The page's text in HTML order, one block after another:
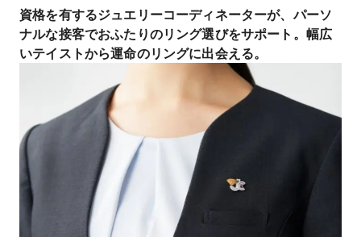
★マイナビウエディング限定キャンペーン★
【アイプリモ限定】マイナビウエディングからの
予約で“ご来店で13,000円分”の電子マネープレ
ゼント！さらに 、【アーリー特典】として”土日
祝日13時まで”に「 I-PRIMO(アイプリモ) 」へ来
店すると、来店特典に追加で1,000円分の電子マ
ネーをプレゼントします。詳しくは特典一覧ペー
ジをチェック！！
－アイプリモだけの特別な体験－
【パーソナルハンド診断®】
指輪探しをはじめたら、まずは「パーソナルハン
ド診断®」を。ジュエリーコーディネーターの資
格を持つプロのスタッフが、専用の計測ツールで
資格を有するジュエリーコーディネーターが、パーソ
ナルな接客でおふたりのリング選びをサポート。幅広
いテイストから運命のリングに出会える。